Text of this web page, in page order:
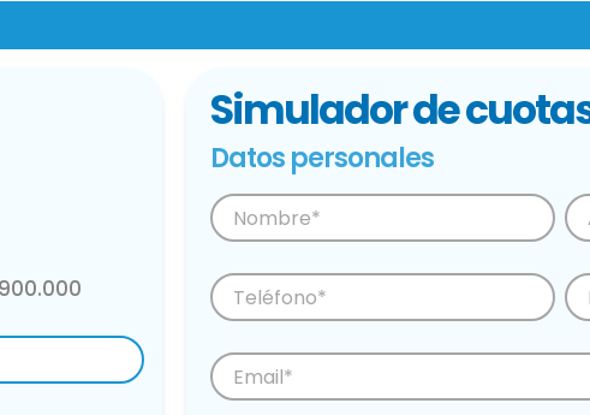
Simulador de
Datos personales